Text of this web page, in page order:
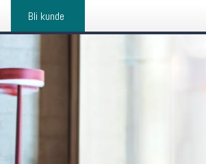
Bli kunde